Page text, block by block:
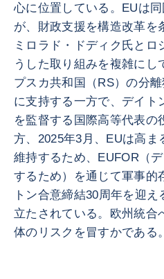
心に位置している。EUは
が、財政支援を構造改革を
ミロラド・ドディク氏とロ
うした取り組みを複雑に
プスカ共和国（RS）の分
に支持する一方で、デイト
を監督する国際高等代表の
方、2025年3月、EUは高ま
維持するため、EUFOR（
するため）を通じて軍事的
トン合意締結30周年を迎
立たされている。欧州統合
体のリスクを冒すかである。